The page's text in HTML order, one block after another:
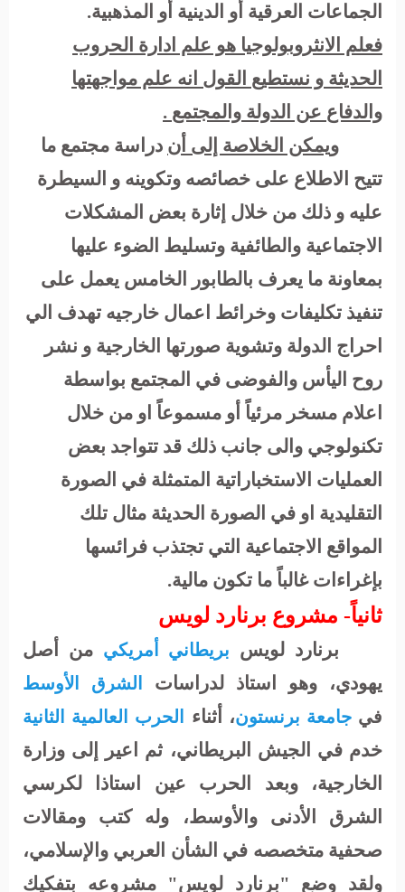
الجماعات العرقية أو الدينية أو المذهبية.
فعلم الانثروبولوجيا هو علم ادارة الحروب
الحديثة و نستطيع القول انه علم مواجهتها
والدفاع عن الدولة والمجتمع .
ويمكن الخلاصة إلى أن دراسة مجتمع ما
تتيح الاطلاع على خصائصه وتكوينه و السيطرة
عليه و ذلك من خلال إثارة بعض المشكلات
الاجتماعية والطائفية وتسليط الضوء عليها
بمعاونة ما يعرف بالطابور الخامس يعمل على
تنفيذ تكليفات وخرائط اعمال خارجيه تهدف الي
احراج الدولة وتشوية صورتها الخارجية و نشر
روح اليأس والفوضى في المجتمع بواسطة
اعلام مسخر مرئياً أو مسموعاً او من خلال
تكنولوجي والى جانب ذلك قد تتواجد بعض
العمليات الاستخباراتية المتمثلة في الصورة
التقليدية او في الصورة الحديثة مثال تلك
المواقع الاجتماعية التي تجتذب فرائسها
بإغراءات غالباً ما تكون مالية.
ثانياً- مشروع برنارد لويس
برنارد لويس بريطاني أمريكي من أصل
يهودي، وهو استاذ لدراسات
الشرق الأوسط
في جامعة برنستون، أثناء الحرب العالمية الثانية
خدم في الجيش البريطاني، ثم اعير إلى وزارة
الخارجية، وبعد الحرب عين استاذا لكرسي
الشرق الأدنى والأوسط، وله كتب ومقالات
صحفية متخصصه في الشأن العربي والإسلامي،
ولقد وضع "برنارد لويس" مشروعه بتفكيك